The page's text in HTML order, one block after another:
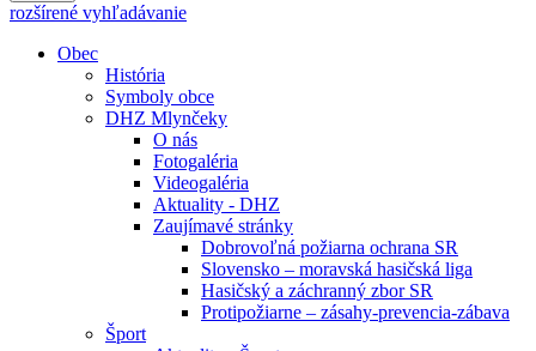
rozšírené vyhľadávanie
Obec
História
Symboly obce
DHZ Mlynčeky
O nás
Fotogaléria
Videogaléria
Aktuality - DHZ
Zaujímavé stránky
Dobrovoľná požiarna ochrana SR
Slovensko – moravská hasičská liga
Hasičský a záchranný zbor SR
Protipožiarne – zásahy-prevencia-zábava
Šport